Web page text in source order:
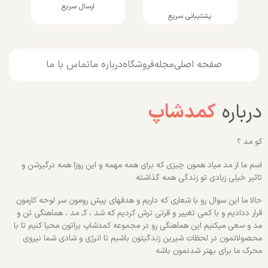
پشتیبانی سریع
ارسال سریع
صفحه اصلیمجلهفروشگاهدرباره ماتماس با ما
درباره کمدشاپ
کو مد ؟
اسم ما از مد میاد همون چیزی که برای همه مهمه و این روزا همه درگیرشن و
تاثیر خیلی زیادی تو زندگی همه گذاشته
حالا ما این سوال رو با شعاری که داریم و هدفهای پیش رومون سر لوحه کارمون
قرار ددادیم و با کمی تغییر و قرتی ترش کردیم که شد ، کـ مد ، هماهنگی تن و
مد و سعی میکنیم این هماهنگی رو در مجموعه کمدشاپ براتون محیا کنیم تا با
محصولاتمون در لحظات شیرین زندگیتون باشیم تا انرژی و شادی شما نیروی
محرک ما برای بهتر شدنمون باشه